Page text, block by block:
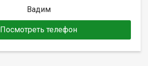
Вадим
Посмотреть телефон